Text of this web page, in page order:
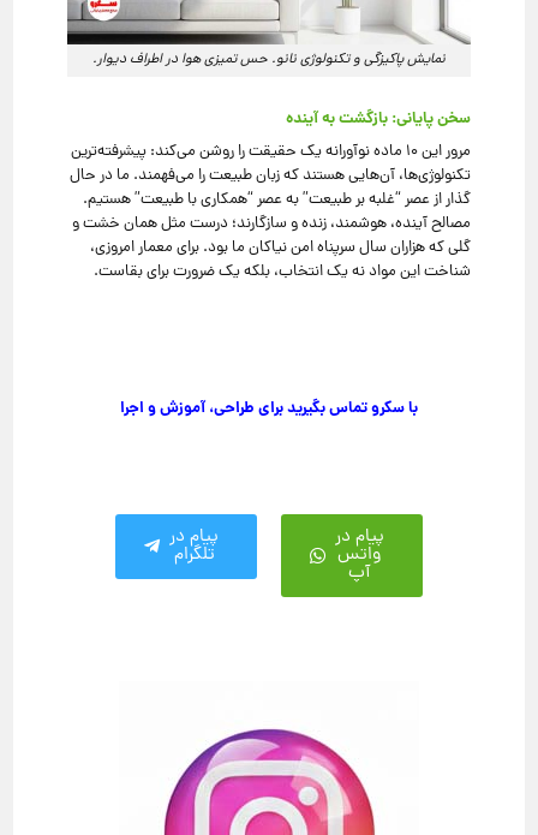
نمایش پاکیزگی و تکنولوژی نانو. حس تمیزی هوا در اطراف دیوار.
سخن پایانی: بازگشت به آینده
مرور این ۱۰ ماده نوآورانه یک حقیقت را روشن می‌کند: پیشرفته‌ترین
تکنولوژی‌ها، آن‌هایی هستند که زبان طبیعت را می‌فهمند. ما در حال
گذار از عصر “غلبه بر طبیعت” به عصر “همکاری با طبیعت” هستیم.
مصالح آینده، هوشمند، زنده و سازگارند؛ درست مثل همان خشت و
گلی که هزاران سال سرپناه امن نیاکان ما بود. برای معمار امروزی،
شناخت این مواد نه یک انتخاب، بلکه یک ضرورت برای بقاست.
با سکرو تماس بگیرید برای طراحی، آموزش و اجرا
پیام در
واتس
آپ
پیام در
تلگرام